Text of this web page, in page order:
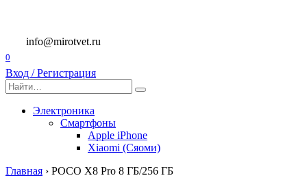
содержанию
info@mirotvet.ru
0
Вход / Регистрация
Search
for:
Электроника
Смартфоны
Apple iPhone
Xiaomi (Сяоми)
Главная › POCO X8 Pro 8 ГБ/256 ГБ